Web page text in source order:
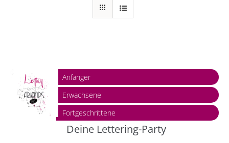
Anfänger
Erwachsene
Fortgeschrittene
Deine Lettering-Party